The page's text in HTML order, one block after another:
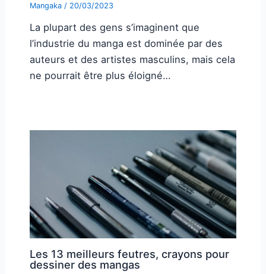
Mangaka/ 20/03/2023
La plupart des gens s’imaginent que
l’industrie du manga est dominée par des
auteurs et des artistes masculins, mais cela
ne pourrait être plus éloigné…
Les 13 meilleurs feutres, crayons pour
dessiner des mangas